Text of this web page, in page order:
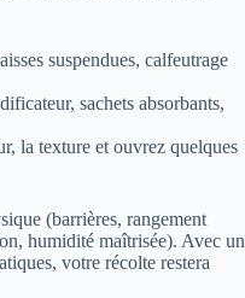
suspendues, calfeutrage
sachets absorbants,
la texture et ouvrez quelques
(barrières, rangement
humidité maîtrisée). Avec un
votre récolte restera